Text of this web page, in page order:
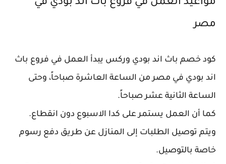
مواعيد العمل في فروع باث اند بودي في
مصر
كود خصم باث اند بودي وركس يبدأ العمل في فروع باث
اند بودي في مصر من الساعة العاشرة صباحاً، وحتى
الساعة الثانية عشر صباحاً.
كما أن العمل يستمر على كدا الاسبوع دون انقطاع.
ويتم توصيل الطلبات إلى المنازل عن طريق دفع رسوم
خاصة بالتوصيل.